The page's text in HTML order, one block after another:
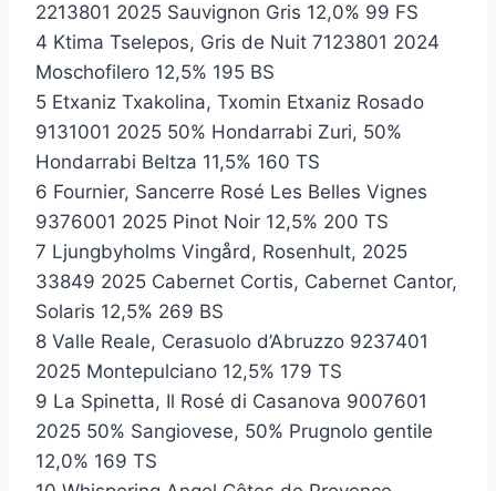
2213801 2025 Sauvignon Gris 12,0% 99 FS
4 Ktima Tselepos, Gris de Nuit 7123801 2024
Moschofilero 12,5% 195 BS
5 Etxaniz Txakolina, Txomin Etxaniz Rosado
9131001 2025 50% Hondarrabi Zuri, 50%
Hondarrabi Beltza 11,5% 160 TS
6 Fournier, Sancerre Rosé Les Belles Vignes
9376001 2025 Pinot Noir 12,5% 200 TS
7 Ljungbyholms Vingård, Rosenhult, 2025
33849 2025 Cabernet Cortis, Cabernet Cantor,
Solaris 12,5% 269 BS
8 Valle Reale, Cerasuolo d’Abruzzo 9237401
2025 Montepulciano 12,5% 179 TS
9 La Spinetta, Il Rosé di Casanova 9007601
2025 50% Sangiovese, 50% Prugnolo gentile
12,0% 169 TS